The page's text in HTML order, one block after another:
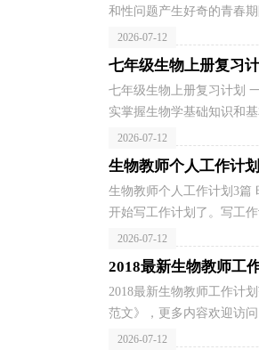
和性问题产生好奇的青春
2026-07-12
七年级生物上册复习
七年级生物上册复习计划
实掌握生物学基础知识和
2026-07-12
生物教师个人工作计
生物教师个人工作计划3篇
开始写工作计划了。写工
2026-07-12
2018最新生物教师工
2018最新生物教师工作计
范文》，更多内容欢迎访
2026-07-12